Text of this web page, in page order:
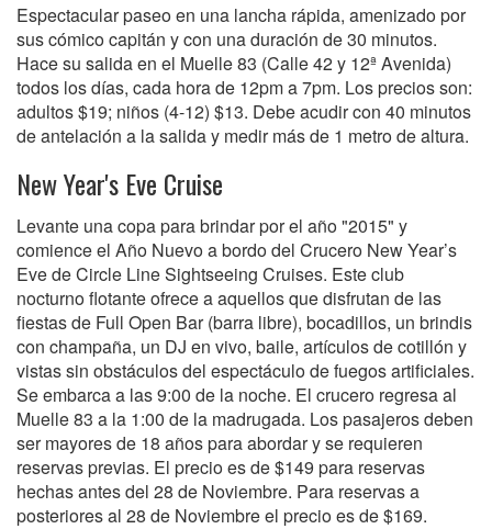
Espectacular paseo en una lancha rápida, amenizado por
sus cómico capitán y con una duración de 30 minutos.
Hace su salida en el Muelle 83 (Calle 42 y 12ª Avenida)
todos los días, cada hora de 12pm a 7pm. Los precios son:
adultos $19; niños (4-12) $13. Debe acudir con 40 minutos
de antelación a la salida y medir más de 1 metro de altura.
New Year's Eve Cruise
Levante una copa para brindar por el año "2015" y
comience el Año Nuevo a bordo del Crucero New Year’s
Eve de Circle Line Sightseeing Cruises. Este club
nocturno flotante ofrece a aquellos que disfrutan de las
fiestas de Full Open Bar (barra libre), bocadillos, un brindis
con champaña, un DJ en vivo, baile, artículos de cotillón y
vistas sin obstáculos del espectáculo de fuegos artificiales.
Se embarca a las 9:00 de la noche. El crucero regresa al
Muelle 83 a la 1:00 de la madrugada. Los pasajeros deben
ser mayores de 18 años para abordar y se requieren
reservas previas. El precio es de $149 para reservas
hechas antes del 28 de Noviembre. Para reservas a
posteriores al 28 de Noviembre el precio es de $169.